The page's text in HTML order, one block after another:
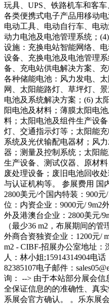
玩具、UPS、铁路机车和客
各类便携式电子产品用移动
电动工具、电动自行车、电
动力电池及电池管理系统；
设施：充换电站智能网络、
设备、充换电池及电池管理
备、充电站供电解决方案、
各种储能电池：风力发电、
网、太阳能路灯、草坪灯、
电池及系统解决方案；(6) 太
阳电池及材料；薄膜太阳电
料；太阳电池及组件生产设
灯、交通指示灯等；太阳能
系统及光伏输配电器材；风
器；测量及控制系统；太阳
生产设备、测试仪器、原材
废处理设备；废旧电池回收
与认证机构等。 参展费用 国
2800美元/个国内特装：900
位：内资企业：9000元/ 9m2
外及港澳台企业：2800美元/
（最少36 m2，布展期间的
外商合资独资企业：1200元/
m2 - CIBF-招展办公室地址
人：林小姐;15914314904电
82385107电子邮件：
询： --> 由于本站部分展会
全保证信息的的准确性、真
系展会官方确认。 。乐东展